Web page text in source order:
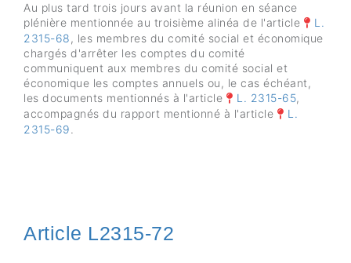
Au plus tard trois jours avant la réunion en séance
plénière mentionnée au troisième alinéa de l'article
L.
2315-68 , les membres du comité social et économique
chargés d'arrêter les comptes du comité
communiquent aux membres du comité social et
économique les comptes annuels ou, le cas échéant,
les documents mentionnés à l'article
L. 2315-65,
accompagnés du rapport mentionné à l'article
L.
2315-69.
Article L2315-72